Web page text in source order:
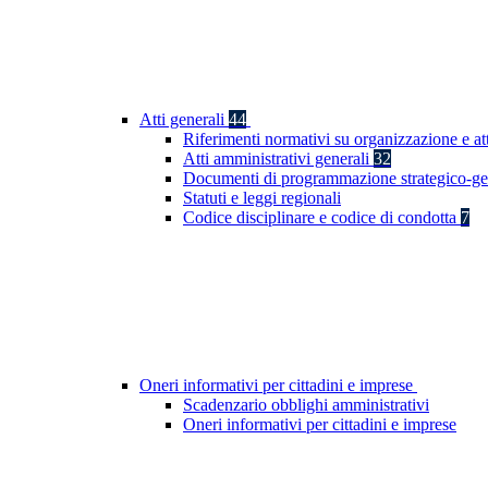
Atti generali 44
Riferimenti normativi su organizzazione e
Atti amministrativi generali 32
Documenti di programmazione strategico-
Statuti e leggi regionali
Codice disciplinare e codice di condotta 7
Oneri informativi per cittadini e imprese
Scadenzario obblighi amministrativi
Oneri informativi per cittadini e imprese